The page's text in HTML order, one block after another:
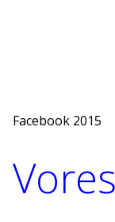
Facebook 2015